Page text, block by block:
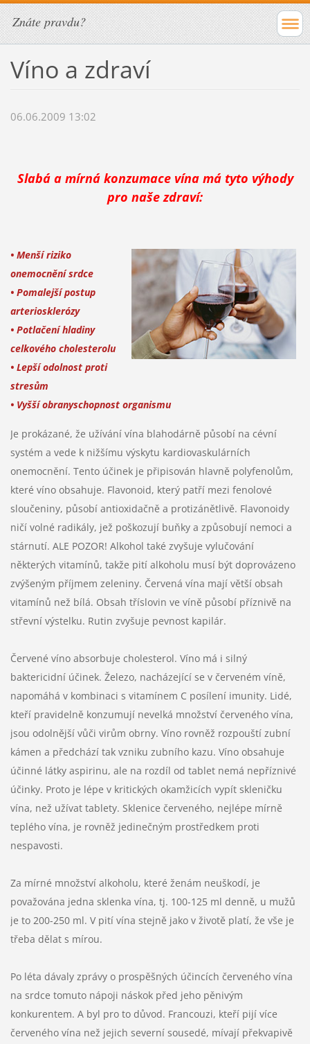
Znáte pravdu?
Víno a zdraví
06.06.2009 13:02
Slabá a mírná konzumace vína má tyto výhody
pro naše zdraví:
• Menší riziko
onemocnění srdce
• Pomalejší postup
arteriosklerózy
• Potlačení hladiny
celkového cholesterolu
• Lepší odolnost proti
stresům
• Vyšší obranyschopnost organismu
Je prokázané, že užívání vína blahodárně působí na cévní
systém a vede k nižšímu výskytu kardiovaskulárních
onemocnění. Tento účinek je připisován hlavně polyfenolům,
které víno obsahuje. Flavonoid, který patří mezi fenolové
sloučeniny, působí antioxidačně a protizánětlivě. Flavonoidy
ničí volné radikály, jež poškozují buňky a způsobují nemoci a
stárnutí. ALE POZOR! Alkohol také zvyšuje vylučování
některých vitamínů, takže pití alkoholu musí být doprovázeno
zvýšeným příjmem zeleniny. Červená vína mají větší obsah
vitamínů než bílá. Obsah tříslovin ve víně působí příznivě na
střevní výstelku. Rutin zvyšuje pevnost kapilár.
Červené víno absorbuje cholesterol. Víno má i silný
baktericidní účinek. Železo, nacházející se v červeném víně,
napomáhá v kombinaci s vitamínem C posílení imunity. Lidé,
kteří pravidelně konzumují nevelká množství červeného vína,
jsou odolnější vůči virům obrny. Víno rovněž rozpouští zubní
kámen a předchází tak vzniku zubního kazu. Víno obsahuje
účinné látky aspirinu, ale na rozdíl od tablet nemá nepříznivé
účinky. Proto je lépe v kritických okamžicích vypít skleničku
vína, než užívat tablety. Sklenice červeného, nejlépe mírně
teplého vína, je rovněž jedinečným prostředkem proti
nespavosti.
Za mírné množství alkoholu, které ženám neuškodí, je
považována jedna sklenka vína, tj. 100-125 ml denně, u mužů
je to 200-250 ml. V pití vína stejně jako v životě platí, že vše je
třeba dělat s mírou.
Po léta dávaly zprávy o prospěšných účincích červeného vína
na srdce tomuto nápoji náskok před jeho pěnivým
konkurentem. A byl pro to důvod. Francouzi, kteří pijí více
červeného vína než jejich severní sousedé, mívají překvapivě